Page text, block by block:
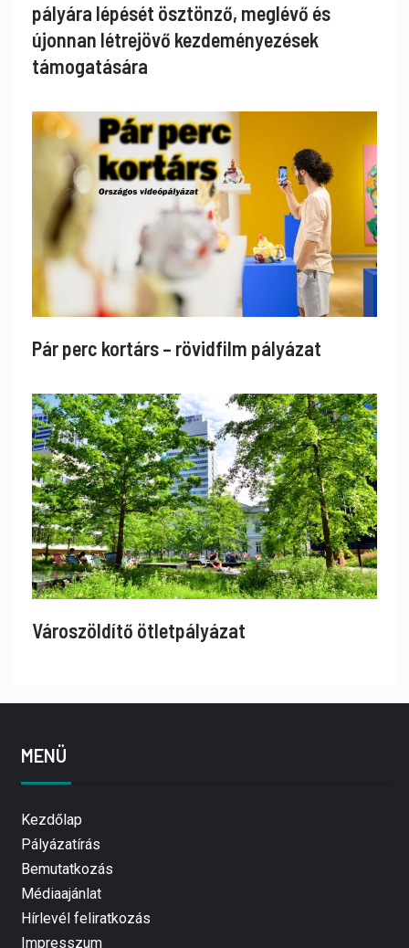
pályára lépését ösztönző, meglévő és
újonnan létrejövő kezdeményezések
támogatására
Pár perc kortárs – rövidfilm pályázat
Városzöldítő ötletpályázat
MENÜ
Kezdőlap
Pályázatírás
Bemutatkozás
Médiaajánlat
Hírlevél feliratkozás
Impresszum